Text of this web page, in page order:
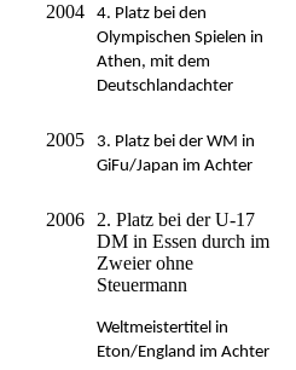
2004
4. Platz bei den
Olympischen Spielen in
Athen, mit dem
Deutschlandachter
2005
3. Platz bei der WM in
GiFu/Japan im Achter
2006
2. Platz bei der U-17
DM in Essen durch im
Zweier ohne
Steuermann
Weltmeistertitel in
Eton/England im Achter